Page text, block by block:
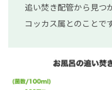
追い焚き配管から見つ
コッカス属とのことで